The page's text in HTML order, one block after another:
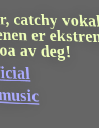
vokaler
er ekstremt
deg!